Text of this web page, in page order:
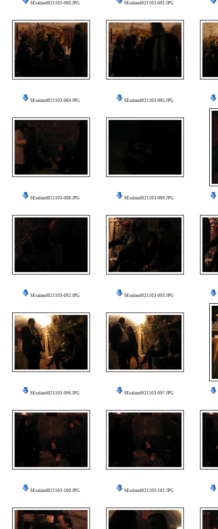
SEsalaud021103-080.JPG SEsalaud021103-081.JPG
SEsalaud021103-084.JPG SEsalaud021103-085.JPG
SEsalaud021103-088.JPG SEsalaud021103-089.JPG
SEsalaud021103-092.JPG SEsalaud021103-093.JPG
SEsalaud021103-096.JPG SEsalaud021103-097.JPG
SEsalaud021103-100.JPG SEsalaud021103-101.JPG